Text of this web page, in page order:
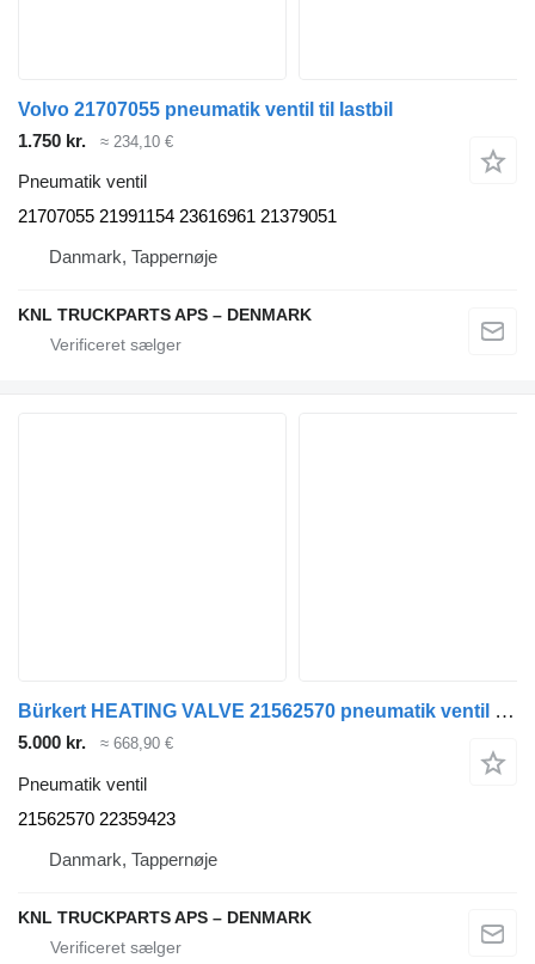
Volvo 21707055 pneumatik ventil til lastbil
1.750 kr.
≈ 234,10 €
Pneumatik ventil
21707055 21991154 23616961 21379051
Danmark, Tappernøje
KNL TRUCKPARTS APS – DENMARK
Bürkert HEATING VALVE 21562570 pneumatik ventil til Volvo lastbil
5.000 kr. ≈ 668,90 €
Pneumatik ventil
21562570 22359423
Danmark, Tappernøje
KNL TRUCKPARTS APS – DENMARK